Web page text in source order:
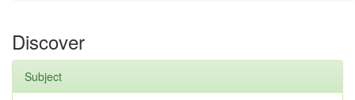
Discover
Subject